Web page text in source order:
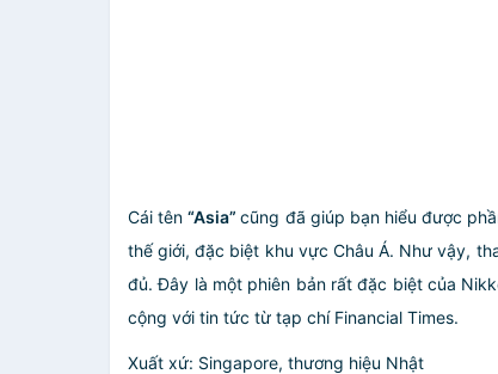
Cái tên“Asia”cũng đã giúp bạn hiểu được
thế giới, đặc biệt khu vực Châu Á. Như vậy,
đủ. Đây là một phiên bản rất đặc biệt của
cộng với tin tức từ tạp chí Financial Times.
Xuất xứ: Singapore, thương hiệu Nhật